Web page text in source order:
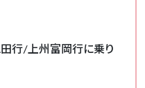
行/上州富岡行に乗り